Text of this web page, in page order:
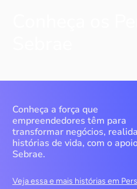
Conheça a força que
empreendedores têm para
transformar negócios,
histórias de vida, com o
Sebrae.
Veja essa e mais histórias em